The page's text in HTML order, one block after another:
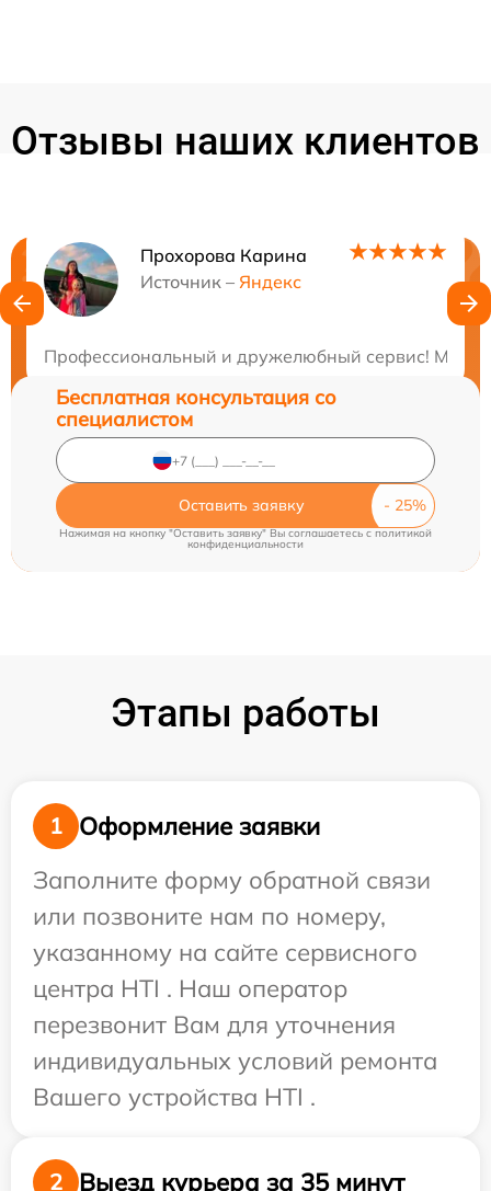
Отзывы наших клиентов
Прохорова Карина
Источник – Яндекс
Профессиональный и дружелюбный сервис!
Нужна консультация?
Бесплатная консультация со
специалистом
Оставить заявку
Нажимая на кнопку "Оставить заявку" Вы соглашаетесь cполитикой
конфиденциальности
Этапы работы
1
Оформление заявки
Заполните форму обратной связи
или позвоните нам по номеру,
указанному на сайте сервисного
центра HTI . Наш оператор
перезвонит Вам для уточнения
индивидуальных условий ремонта
Вашего устройства HTI .
2 Выезд курьера за 35 минут